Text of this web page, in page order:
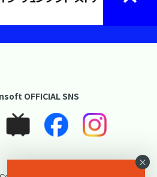
OFFICIAL SNS
×